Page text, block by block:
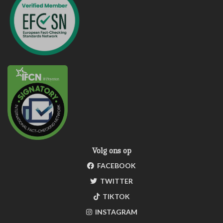
Volg ons op
FACEBOOK
TWITTER
TIKTOK
INSTAGRAM